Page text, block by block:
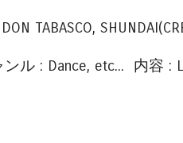
TABASCO,
ンル : Dance, etc... 内容 :